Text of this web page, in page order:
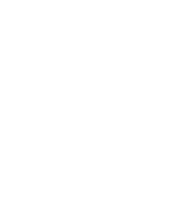
qui suit.